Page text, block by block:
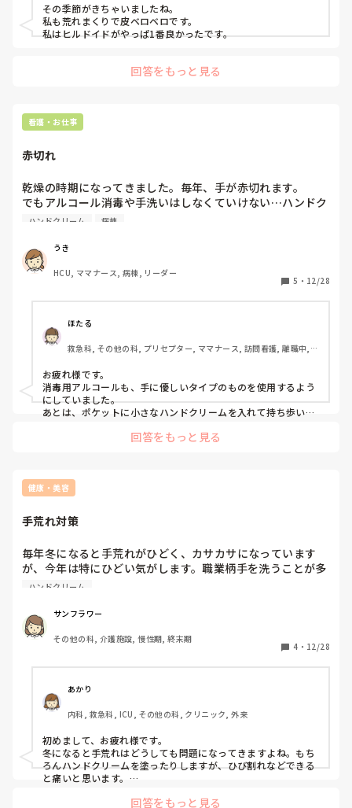
その季節がきちゃいましたね。
私も荒れまくりで皮ベロベロです。
私はヒルドイドがやっぱ1番良かったです。
回答をもっと見る
看護・お仕事
赤切れ
乾燥の時期になってきました。毎年、手が赤切れます。
でもアルコール消毒や手洗いはしなくていけない…ハンドク
リームも塗ってる暇もない…みなさんは、乾燥対策どのよう
ハンドクリーム 病棟
うき
HCU, ママナース, 病棟, リーダー
5 ・ 12/28
ほたる
救急科, その他の科, プリセプター, ママナース, 訪問看護, 離職中,
お疲れ様です。
消毒用アルコールも、手に優しいタイプのものを使用するよう
にしていました。
あとは、ポケットに小さなハンドクリームを入れて持ち歩いて
どうにもこの時期はしんどいですよね、、
回答をもっと見る
健康・美容
手荒れ対策
毎年冬になると手荒れがひどく、カサカサになっています
が、今年は特にひどい気がします。職業柄手を洗うことが多
いしコロナ対策で消毒もするし、看護師は手荒れしやすいと
らヒビケアや水絆創膏を使うくらいしかしていないのです
が、みなさんはどんな対策をしていますか？
ハンドクリーム
サンフラワー
その他の科, 介護施設, 慢性期, 終末期
4 ・ 12/28
あかり
内科, 救急科, ICU, その他の科, クリニック, 外来
初めまして、お疲れ様です。
冬になると手荒れはどうしても問題になってきますよね。もち
ろんハンドクリームを塗ったりしますが、ひび割れなどできる
と痛いと思います。
はアルコール消毒を徹底していました。とりあえず手を洗うと
回答をもっと見る